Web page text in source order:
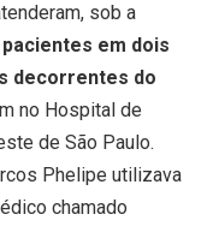
sob a
em dois
decorrentes do
no Hospital de
de São Paulo.
Phelipe utilizava
chamado